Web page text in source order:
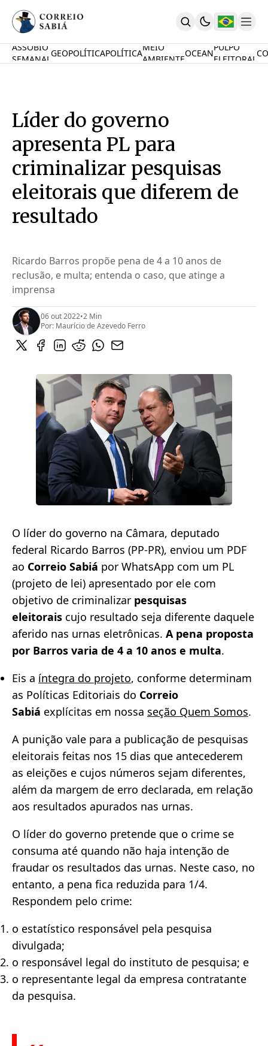
Comunidade
MauriNews
Contrate
English
Inovações
Desafio Oceânico
Imposto De Renda
Calcule O Carbono
Calcule A Poupança
ASSOBIO
SEMANAL
GEOPOLÍTICAPOLÍTICA
MEIO
AMBIENTE
OCEAN
PULPO
ELEITORAL
Líder do governo
apresenta PL para
criminalizar pesquisas
eleitorais que diferem de
resultado
Ricardo Barros propõe pena de 4 a 10 anos de
reclusão, e multa; entenda o caso, que atinge a
imprensa
06 out 2022•2 Min
Por: Maurício de Azevedo Ferro
O líder do governo na Câmara, deputado
federal Ricardo Barros (PP-PR), enviou um PDF
ao Correio Sabiá por WhatsApp com um PL
(projeto de lei) apresentado por ele com
objetivo de criminalizar pesquisas
eleitorais cujo resultado seja diferente daquele
aferido nas urnas eletrônicas. A pena proposta
por Barros varia de 4 a 10 anos e multa.
Eis a íntegra do projeto, conforme determinam
as Políticas Editoriais do Correio
Sabiá explícitas em nossa seção Quem Somos.
A punição vale para a publicação de pesquisas
eleitorais feitas nos 15 dias que antecederem
as eleições e cujos números sejam diferentes,
além da margem de erro declarada, em relação
aos resultados apurados nas urnas.
O líder do governo pretende que o crime se
consuma até quando não haja intenção de
fraudar os resultados das urnas. Neste caso, no
entanto, a pena fica reduzida para 1/4.
Respondem pelo crime:
o estatístico responsável pela pesquisa
divulgada;
o responsável legal do instituto de pesquisa; e
o representante legal da empresa contratante
da pesquisa.